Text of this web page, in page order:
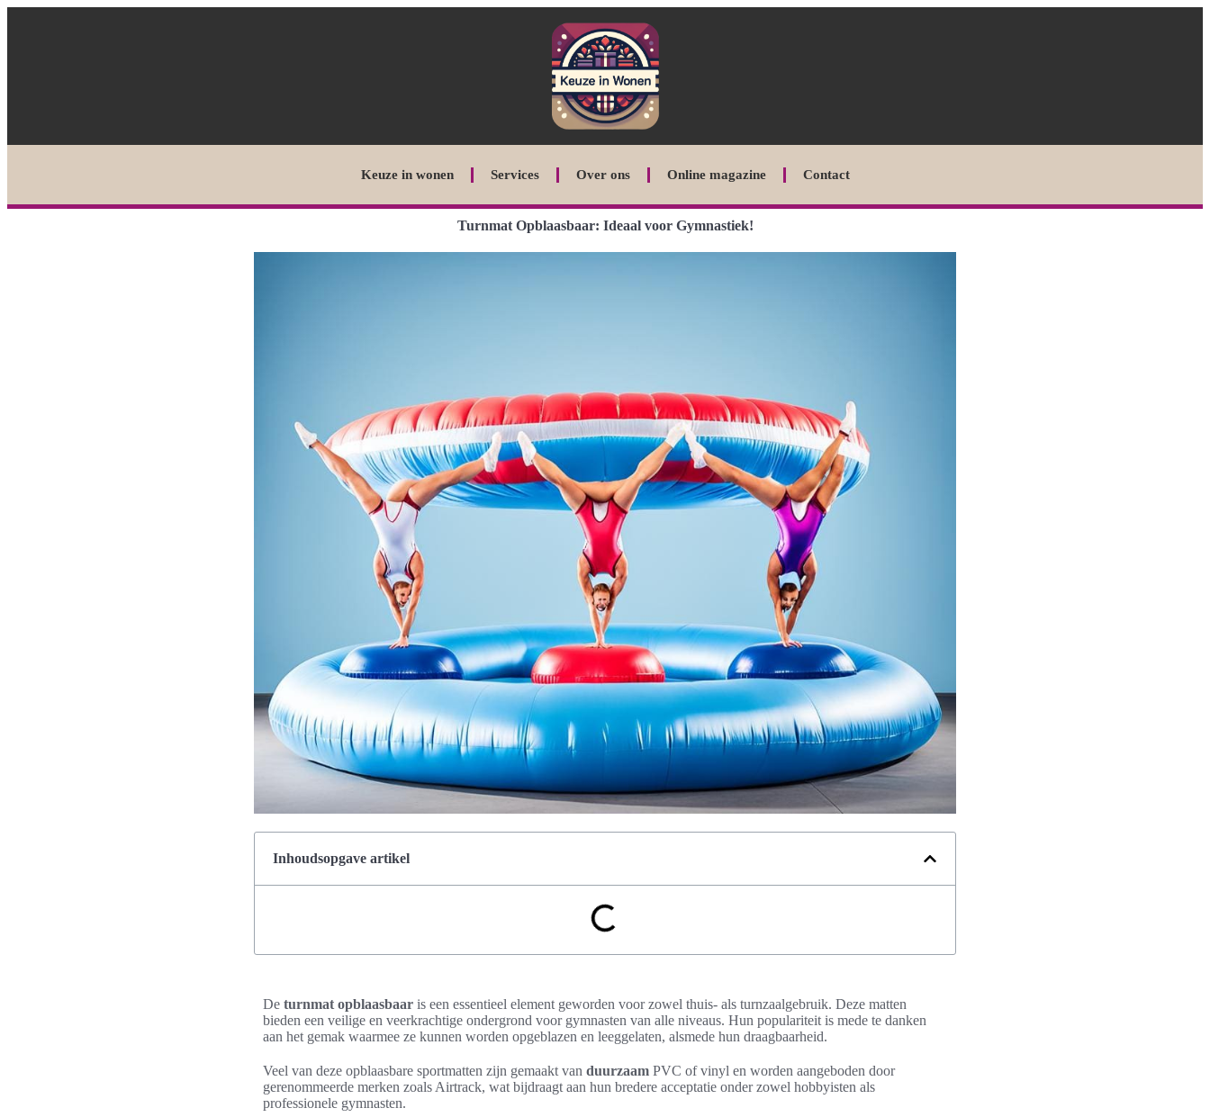
Keuze in wonen Services Over ons Online magazine Contact
Turnmat Opblaasbaar: Ideaal voor Gymnastiek!
Inhoudsopgave artikel
De turnmat opblaasbaar is een essentieel element geworden voor zowel thuis- als turnzaalgebruik. Deze matten
bieden een veilige en veerkrachtige ondergrond voor gymnasten van alle niveaus. Hun populariteit is mede te danken
aan het gemak waarmee ze kunnen worden opgeblazen en leeggelaten, alsmede hun draagbaarheid.
Veel van deze opblaasbare sportmatten zijn gemaakt van duurzaam PVC of vinyl en worden aangeboden door
gerenommeerde merken zoals Airtrack, wat bijdraagt aan hun bredere acceptatie onder zowel hobbyisten als
professionele gymnasten.